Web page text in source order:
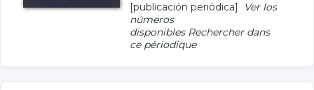
[publicación periódica]
Ver los
números
disponibles Rechercher dans
ce périodique